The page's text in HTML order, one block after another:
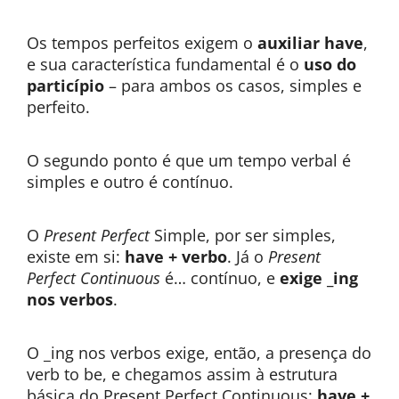
Os tempos perfeitos exigem o auxiliar have,
e sua característica fundamental é o uso do
particípio – para ambos os casos, simples e
perfeito.
O segundo ponto é que um tempo verbal é
simples e outro é contínuo.
O Present PerfectSimple, por ser simples,
existe em si: have + verbo. Já o Present
Perfect Continuous é… contínuo, e exige _ing
nos verbos.
O _ing nos verbos exige, então, a presença do
verb to be, e chegamos assim à estrutura